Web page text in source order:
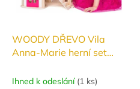
WOODY DŘEVO Vila
Anna-Marie herní set
panenkami
Ihned k odeslání (1 ks)